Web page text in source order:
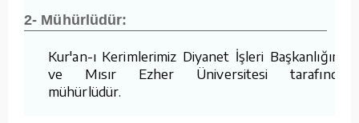
2- Mühürlüdür:
Kur'an-ı Kerimlerimiz Diyanet İşleri Başkanlığımız
ve Mısır Ezher Üniversitesi tarafından
mühürlüdür.